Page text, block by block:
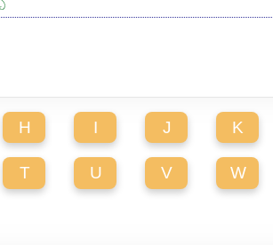
H I J K
T U V W